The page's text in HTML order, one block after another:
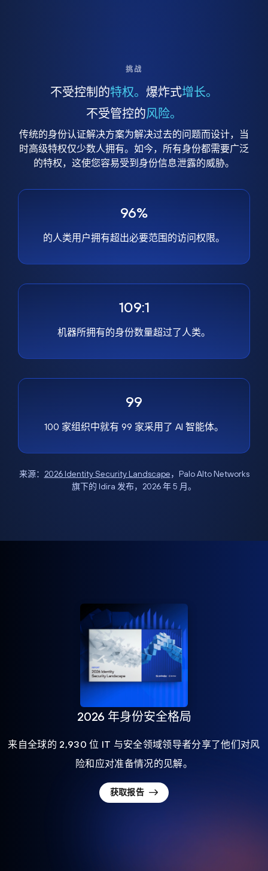
挑战
不受控制的特权。 爆炸式增长。
不受管控的风险。
传统的身份认证解决方案为解决过去的问题而设计，当
时高级特权仅少数人拥有。如今，所有身份都需要广泛
的特权，这使您容易受到身份信息泄露的威胁。
96%
的人类用户拥有超出必要范围的访问权限。
109:1
机器所拥有的身份数量超过了人类。
99
100 家组织中就有 99 家采用了 AI 智能体。
来源： 2026 Identity Security Landscape，Palo Alto Networks
旗下的 Idira 发布，2026 年 5 月。
2026 年身份安全格局
来自全球的 2,930 位 IT 与安全领域领导者分享了他们对风
险和应对准备情况的见解。
获取报告